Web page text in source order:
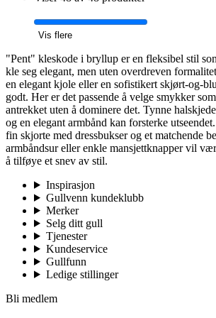
Vis flere
"Pent" kleskode i bryllup er en fleksibel stil
kle seg elegant, men uten overdreven
en elegant kjole eller en sofistikert skjørt-og-
godt. Her er det passende å velge smykker
antrekket uten å dominere det. Tynne
og en elegant armbånd kan forsterke
fin skjorte med dressbukser og et matchende
armbåndsur eller enkle mansjettknapper vil
å tilføye et snev av stil.
Inspirasjon
Gullvenn kundeklubb
Merker
Selg ditt gull
Tjenester
Kundeservice
Gullfunn
Ledige stillinger
Bli medlem